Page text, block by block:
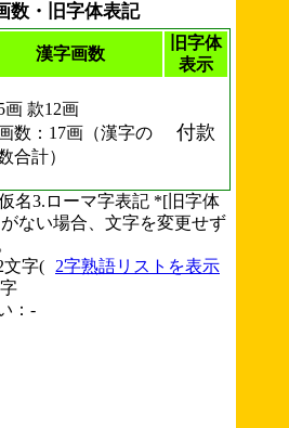
数・旧字体表記
漢字画数
旧字体
表示
画 款12画
数：17画（漢字の
合計）
付款
名3.ローマ字表記 *[旧字体
ない場合、文字を変更せず
文字(
2字熟語リストを表示
：-